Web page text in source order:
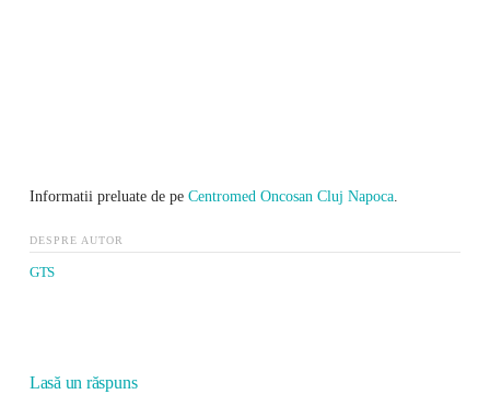
Informatii preluate de pe Centromed Oncosan Cluj Napoca.
DESPRE AUTOR
GTS
Lasă un răspuns